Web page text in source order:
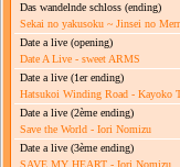
Das wandelnde schloss (ending)
Sekai no yakusoku ~ Jinsei no
Date a live (opening)
Date A Live - sweet ARMS
Date a live (1er ending)
Hatsukoi Winding Road - Kayoko
Date a live (2ème ending)
Save the World - Iori Nomizu
Date a live (3ème ending)
SAVE MY HEART - Iori Nomizu